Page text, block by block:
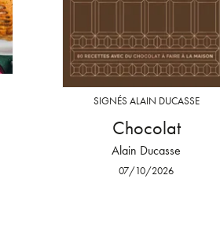
SIGNÉS ALAIN DUCASSE
Chocolat
Alain Ducasse
07/10/2026